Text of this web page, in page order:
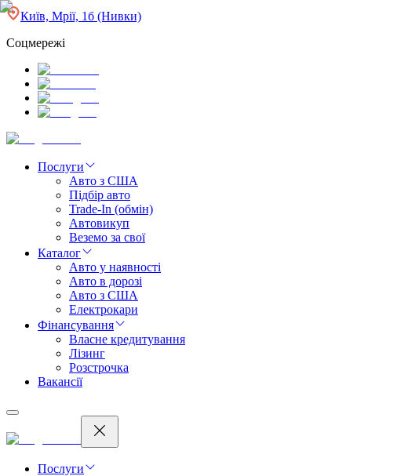
Київ, Мрії, 1б (Нивки)
Соцмережі
Послуги
Авто з США
Підбір авто
Trade-In (обмін)
Автовикуп
Веземо за свої
Каталог
Авто у наявності
Авто в дорозі
Авто з США
Електрокари
Фінансування
Власне кредитування
Лізинг
Розстрочка
Вакансії
Послуги